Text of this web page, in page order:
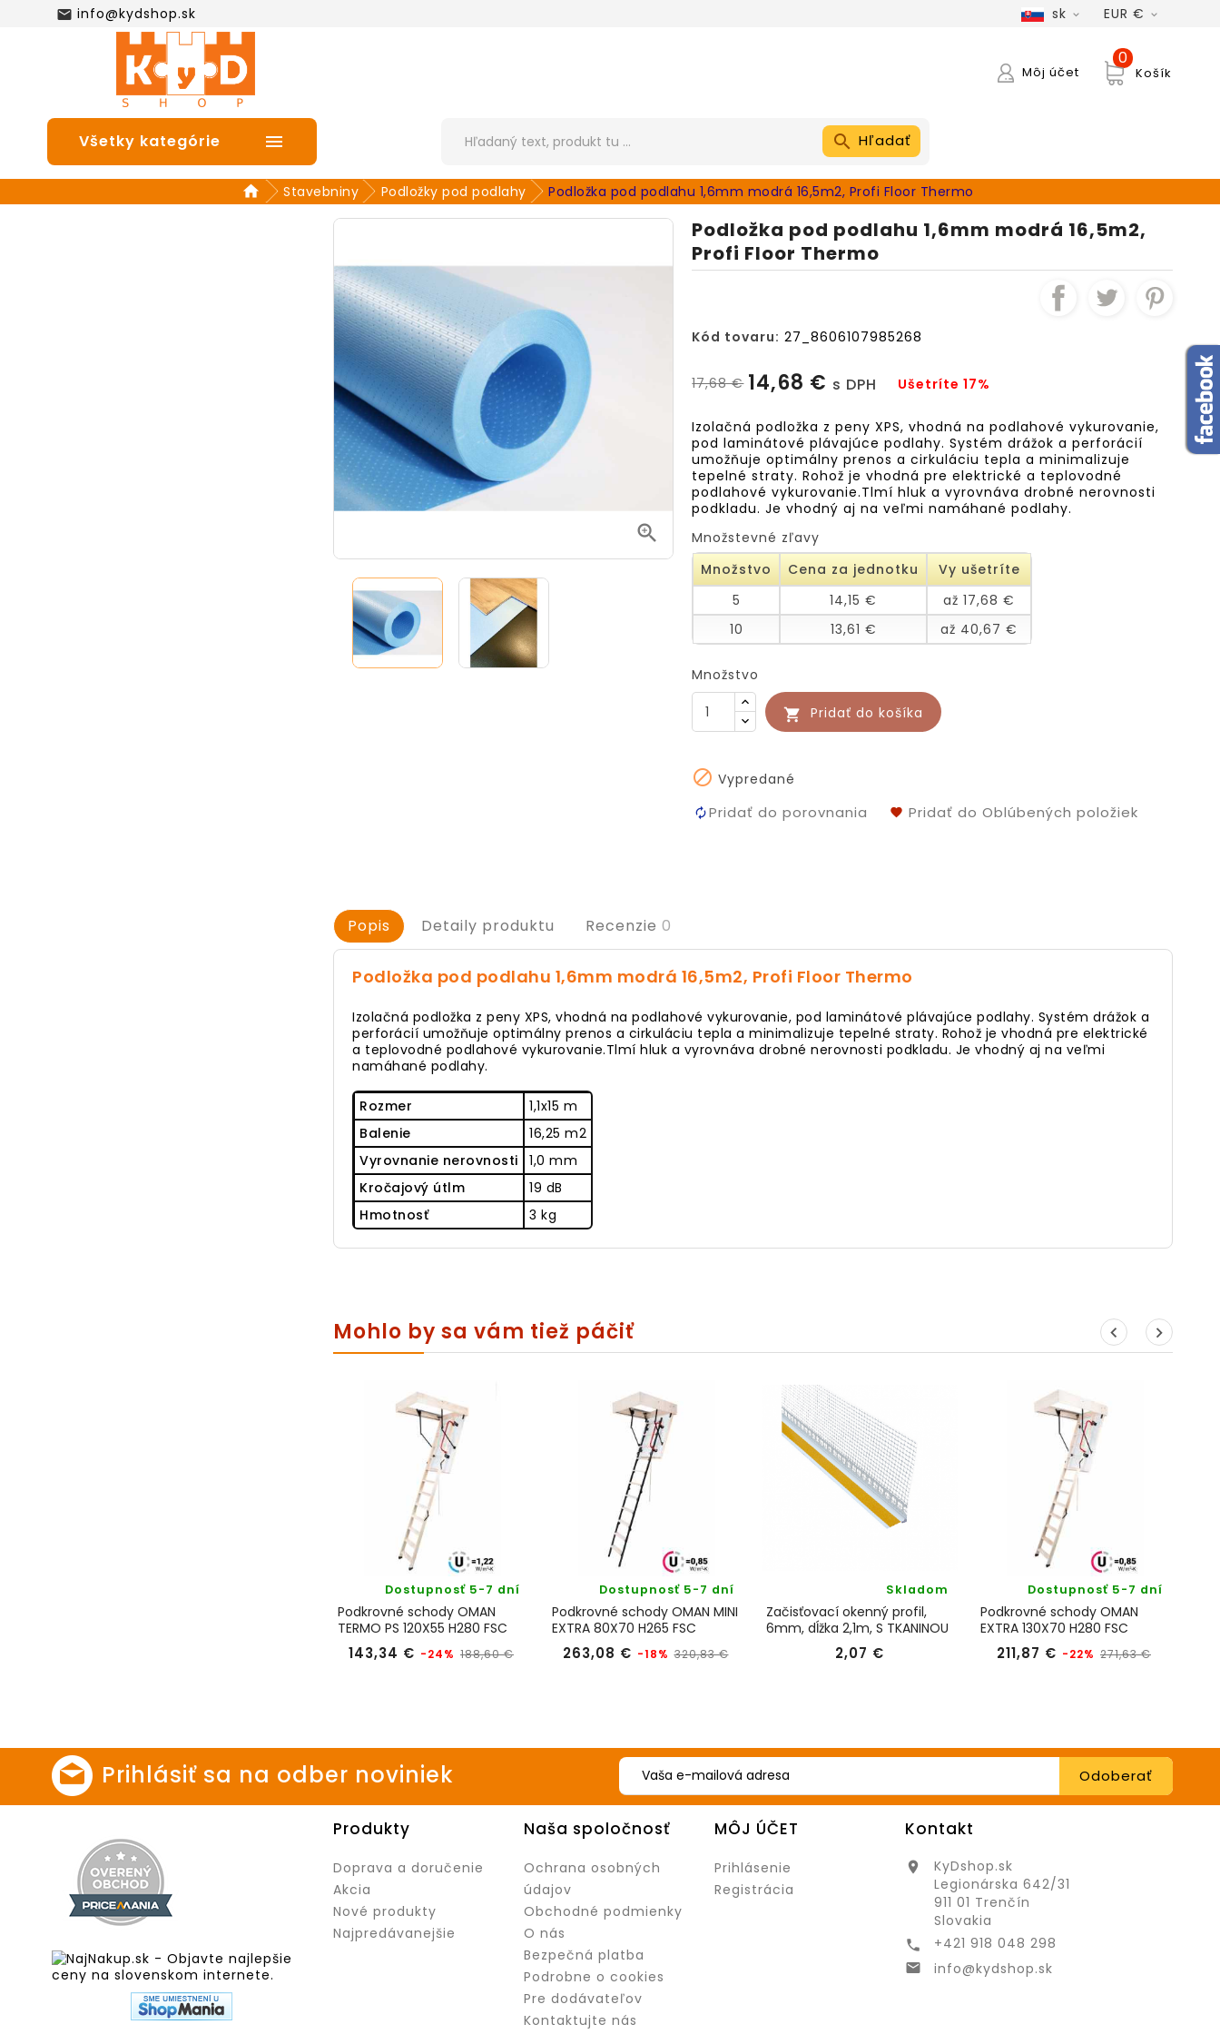
EUR € 
sk 
 info@kydshop.sk
Košík
0
Môj účet
Hľadať
Všetky kategórie 
Stavebniny Podložky pod podlahy Podložka pod podlahu 1,6mm modrá 16,5m2, Profi Floor Thermo

Podložka pod podlahu 1,6mm modrá 16,5m2,
Profi Floor Thermo
Kód tovaru: 27_8606107985268
17,68 € 14,68 € s DPH Ušetríte 17%
Izolačná podložka z peny XPS, vhodná na podlahové vykurovanie,
pod laminátové plávajúce podlahy. Systém drážok a perforácií
umožňuje optimálny prenos a cirkuláciu tepla a minimalizuje
tepelné straty. Rohož je vhodná pre elektrické a teplovodné
podlahové vykurovanie.Tlmí hluk a vyrovnáva drobné nerovnosti
podkladu. Je vhodný aj na veľmi namáhané podlahy.
Množstevné zľavy
Množstvo
Cena za jednotku
Vy ušetríte
5
14,15 €
až 17,68 €
10
13,61 € až 40,67 €
Množstvo
 Pridať do košíka
 Vypredané
Pridať do porovnania Pridať do Oblúbených položiek
Popis Detaily produktu Recenzie 0
Podložka pod podlahu 1,6mm modrá 16,5m2, Profi Floor Thermo
Izolačná podložka z peny XPS, vhodná na podlahové vykurovanie, pod laminátové plávajúce podlahy. Systém drážok a
perforácií umožňuje optimálny prenos a cirkuláciu tepla a minimalizuje tepelné straty. Rohož je vhodná pre elektrické
a teplovodné podlahové vykurovanie.Tlmí hluk a vyrovnáva drobné nerovnosti podkladu. Je vhodný aj na veľmi
namáhané podlahy.
Rozmer
1,1x15 m
Balenie
16,25 m2
Vyrovnanie nerovnosti
1,0 mm
Kročajový útlm
19 dB
Hmotnosť
3 kg
Mohlo by sa vám tiež páčiť
Podkrovné schody OMAN
TERMO PS 120X55 H280 FSC
TSS30175
143,34 € Bežná
-24% 188,60 €
Dostupnosť 5-7 dní
Cena
Podkrovné schody OMAN MINI
EXTRA 80X70 H265 FSC
TSS30114
263,08 € Bežná
-18% 320,83 €
Dostupnosť 5-7 dní
Cena
Začisťovací okenný profil,
6mm, dĺžka 2,1m, S TKANINOU
2,07 €
Skladom
Podkrovné schody OMAN
EXTRA 130X70 H280 FSC
TSS30034
211,87 € Bežná
-22% 271,63 €
Dostupnosť 5-7 dní
Cena
Prihlásiť sa na odber noviniek
Produkty
Doprava a doručenie
Akcia
Nové produkty
Najpredávanejšie
Naša spoločnosť
Ochrana osobných
údajov
Obchodné podmienky
O nás
Bezpečná platba
Podrobne o cookies
Pre dodávateľov
Kontaktujte nás
MÔJ ÚČET
Prihlásenie
Registrácia
Kontakt

KyDshop.sk
Legionárska 642/31
911 01 Trenčín
Slovakia
 +421 918 048 298
 info@kydshop.sk